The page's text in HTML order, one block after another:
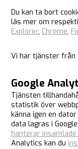
Du kan ta bort
läs mer om
Explorer, Chrome,
Vi har tjänster från
Google
Tjänsten
statistik över
känna igen en
data lagras i
hanterar
Analytics kan du